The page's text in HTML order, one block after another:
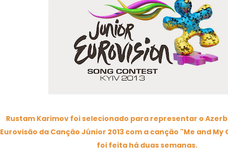
Rustam Karimov foi selecionado para representar o
Eurovisão da Canção Júnior 2013 com a canção "Me and My
foi feita há duas semanas.